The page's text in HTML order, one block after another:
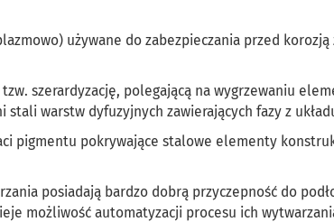
używane do zabezpieczania przed korozją
szerardyzację, polegającą na wygrzewaniu
warstw dyfuzyjnych zawierających fazy z
pigmentu pokrywające stalowe elementy
posiadają bardzo dobrą przyczepność do
możliwość automatyzacji procesu ich